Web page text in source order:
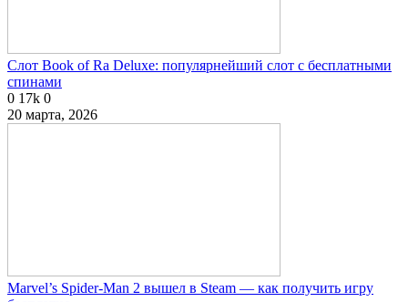
Слот Book of Ra Deluxe: популярнейший слот с бесплатными
спинами
0 17k 0
20 марта, 2026
Marvel’s Spider-Man 2 вышел в Steam — как получить игру